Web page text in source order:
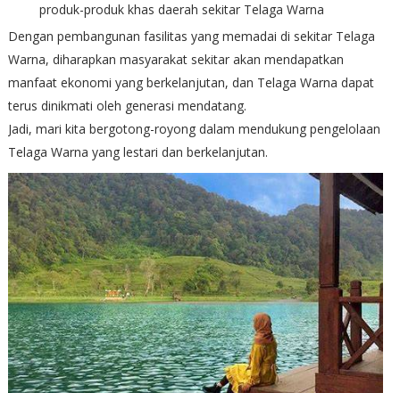
produk-produk khas daerah sekitar Telaga Warna
Dengan pembangunan fasilitas yang memadai di sekitar Telaga
Warna, diharapkan masyarakat sekitar akan mendapatkan
manfaat ekonomi yang berkelanjutan, dan Telaga Warna dapat
terus dinikmati oleh generasi mendatang.
Jadi, mari kita bergotong-royong dalam mendukung pengelolaan
Telaga Warna yang lestari dan berkelanjutan.